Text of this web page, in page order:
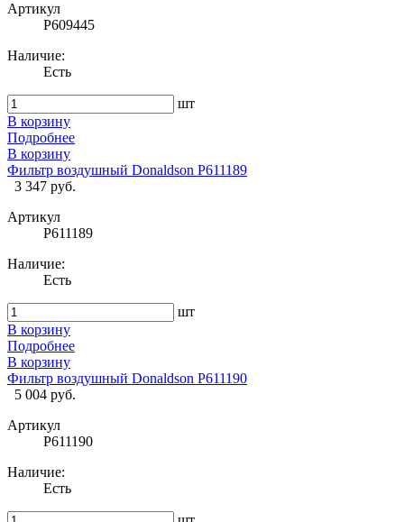
Артикул
P609445
Наличие:
Есть
шт
В корзину
Подробнее
В корзину
Фильтр воздушный Donaldson P611189
3 347 руб.
Артикул
P611189
Наличие:
Есть
шт
В корзину
Подробнее
В корзину
Фильтр воздушный Donaldson P611190
5 004 руб.
Артикул
P611190
Наличие:
Есть